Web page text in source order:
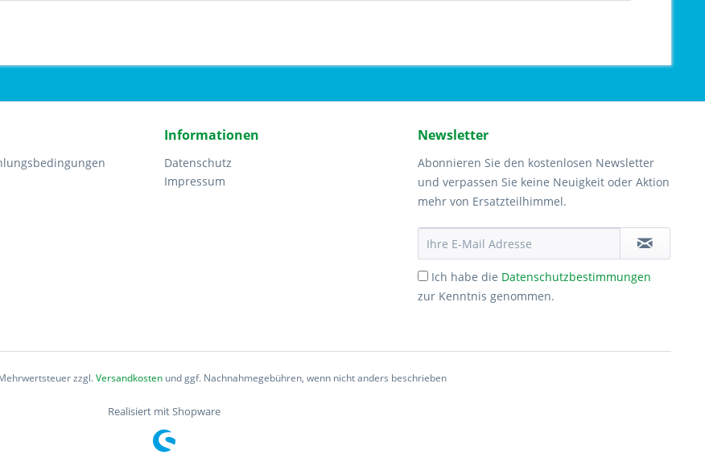
Informationen
Datenschutz
Impressum
Newsletter
Abonnieren Sie den kostenlosen Newsletter
und verpassen Sie keine Neuigkeit oder Aktion
mehr von Ersatzteilhimmel.
Ich habe die Datenschutzbestimmungen
zur Kenntnis genommen.
zzgl.Versandkostenund ggf. Nachnahmegebühren, wenn nicht anders beschrieben
Realisiert mit Shopware